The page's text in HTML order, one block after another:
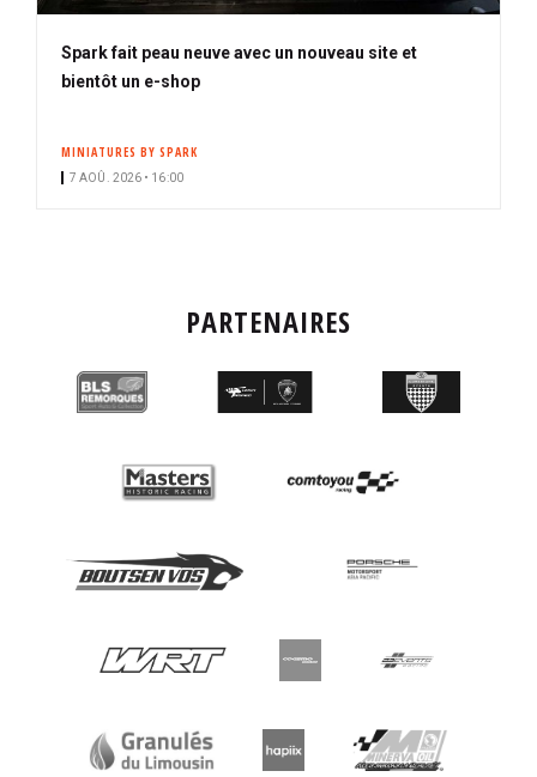
Spark fait peau neuve avec un nouveau site et
bientôt un e-shop
MINIATURES BY SPARK
7 AOÛ. 2026 • 16:00
PARTENAIRES